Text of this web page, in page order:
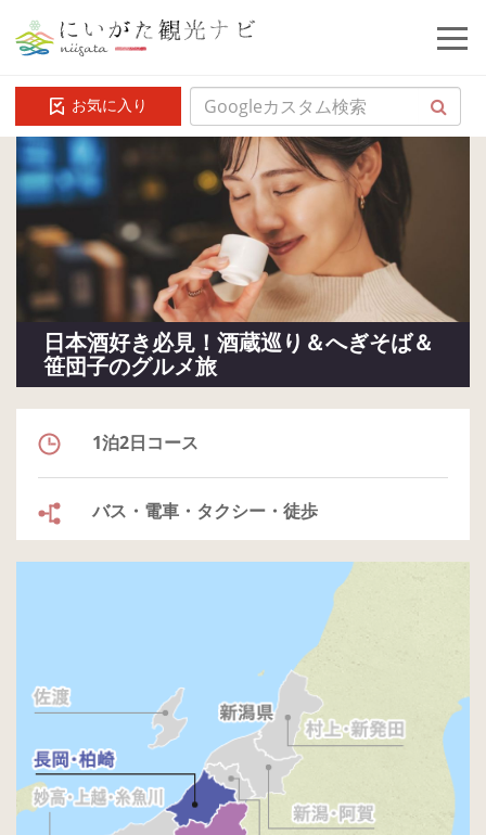
お気に入り
日本酒好き必見！酒蔵巡り＆へぎそば＆
笹団子のグルメ旅
1泊2日コース
バス・電車・タクシー・徒歩